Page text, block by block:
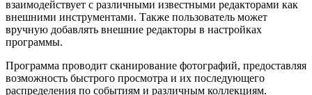
взаимодействует с различными известными редакторами как
внешними инструментами. Также пользователь может
вручную добавлять внешние редакторы в настройках
программы.
Программа проводит сканирование фотографий, предоставляя
возможность быстрого просмотра и их последующего
распределения по событиям и различным коллекциям.